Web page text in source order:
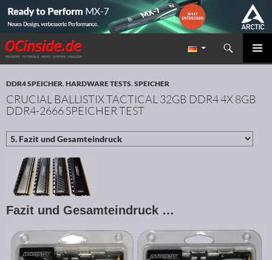
Redaktion ocinside.de PC Hardware Portal
Suchen
ZUM INHALT SPRINGEN
DDR4 SPEICHER,HARDWARE TESTS,SPEICHER
CRUCIAL BALLISTIX TACTICAL 32GB DDR4 4X 8GB
DDR4-2666 SPEICHER TEST
Fazit und Gesamteindruck …